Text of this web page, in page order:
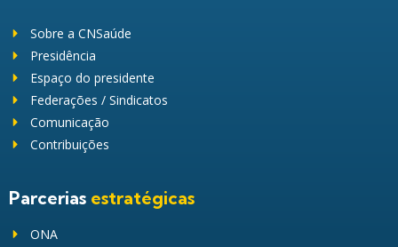
Sobre a CNSaúde
Presidência
Espaço do presidente
Federações / Sindicatos
Comunicação
Contribuições
Parcerias estratégicas
ONA